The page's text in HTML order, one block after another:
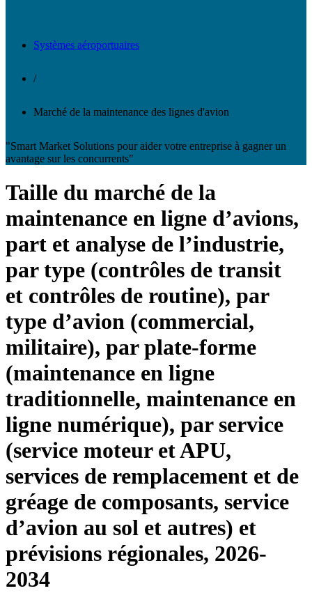
Systèmes aéroportuaires
/
Marché de la maintenance des lignes d'avion
"Smart Market Solutions pour aider votre entreprise à gagner un
avantage sur les concurrents"
Taille du marché de la
maintenance en ligne d’avions,
part et analyse de l’industrie,
par type (contrôles de transit
et contrôles de routine), par
type d’avion (commercial,
militaire), par plate-forme
(maintenance en ligne
traditionnelle, maintenance en
ligne numérique), par service
(service moteur et APU,
services de remplacement et de
gréage de composants, service
d’avion au sol et autres) et
prévisions régionales, 2026-
2034